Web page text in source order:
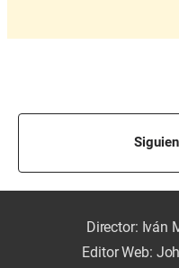
Director: Iván
Editor Web: